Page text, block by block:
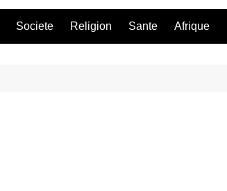
Societe Religion Sante Afrique